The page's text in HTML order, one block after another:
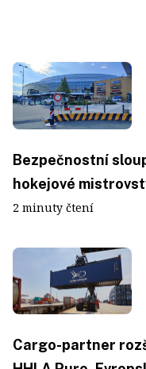
Bezpečnostní
hokejové
2 minuty čtení
Cargo-partner